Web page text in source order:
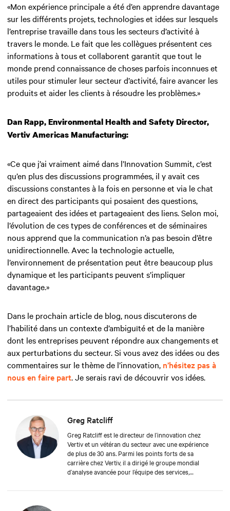
«Mon expérience principale a été d’en apprendre davantage
sur les différents projets, technologies et idées sur lesquels
l’entreprise travaille dans tous les secteurs d’activité à
travers le monde. Le fait que les collègues présentent ces
informations à tous et collaborent garantit que tout le
monde prend connaissance de choses parfois inconnues et
utiles pour stimuler leur secteur d’activité, faire avancer les
produits et aider les clients à résoudre les problèmes.»
Dan Rapp, Environmental Health and Safety Director,
Vertiv Americas Manufacturing:
«Ce que j’ai vraiment aimé dans l’Innovation Summit, c’est
qu’en plus des discussions programmées, il y avait ces
discussions constantes à la fois en personne et via le chat
en direct des participants qui posaient des questions,
partageaient des idées et partageaient des liens. Selon moi,
l’évolution de ces types de conférences et de séminaires
nous apprend que la communication n’a pas besoin d’être
unidirectionnelle. Avec la technologie actuelle,
l’environnement de présentation peut être beaucoup plus
dynamique et les participants peuvent s’impliquer
davantage.»
Dans le prochain article de blog, nous discuterons de
l’habilité dans un contexte d’ambiguïté et de la manière
dont les entreprises peuvent répondre aux changements et
aux perturbations du secteur. Si vous avez des idées ou des
commentaires sur le thème de l’innovation, n’hésitez pas à
nous en faire part. Je serais ravi de découvrir vos idées.
Greg Ratcliff
Greg Ratcliff est le directeur de l’innovation chez
Vertiv et un vétéran du secteur avec une expérience
de plus de 30 ans. Parmi les points forts de sa
carrière chez Vertiv, il a dirigé le groupe mondial
d’analyse avancée pour l’équipe des services,
connexion de près d’un milliard de produits